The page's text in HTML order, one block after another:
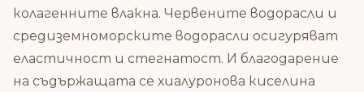
колагенните влакна. Червените водорасли и
средиземноморските водорасли осигуряват
еластичност и стегнатост. И благодарение
на съдържащата се хиалуронова киселина